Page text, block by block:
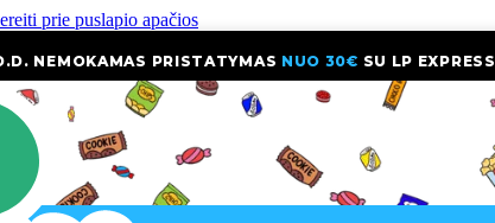
prie puslapio apačios
NEMOKAMAS PRISTATYMAS NUO 30€ SU LP EXPRESS